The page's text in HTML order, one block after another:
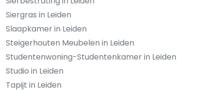
Siergras in Leiden
Slaapkamer in Leiden
Steigerhouten Meubelen in Leiden
Studentenwoning-Studentenkamer in Leiden
Studio in Leiden
Tapijt in Leiden